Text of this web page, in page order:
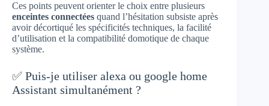
Ces points peuvent orienter le choix entre plusieurs
enceintes connectées quand l’hésitation subsiste après
avoir décortiqué les spécificités techniques, la facilité
d’utilisation et la compatibilité domotique de chaque
système.
✅ Puis-je utiliser alexa ou google home
Assistant simultanément ?